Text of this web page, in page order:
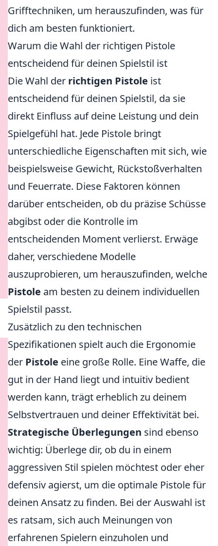
Grifftechniken, um herauszufinden, was für
dich am besten funktioniert.
Warum die Wahl der richtigen Pistole
entscheidend für deinen Spielstil ist
Die Wahl der richtigen Pistole ist
entscheidend für deinen Spielstil, da sie
direkt Einfluss auf deine Leistung und dein
Spielgefühl hat. Jede Pistole bringt
unterschiedliche Eigenschaften mit sich, wie
beispielsweise Gewicht, Rückstoßverhalten
und Feuerrate. Diese Faktoren können
darüber entscheiden, ob du präzise Schüsse
abgibst oder die Kontrolle im
entscheidenden Moment verlierst. Erwäge
daher, verschiedene Modelle
auszuprobieren, um herauszufinden, welche
Pistole am besten zu deinem individuellen
Spielstil passt.
Zusätzlich zu den technischen
Spezifikationen spielt auch die Ergonomie
der Pistole eine große Rolle. Eine Waffe, die
gut in der Hand liegt und intuitiv bedient
werden kann, trägt erheblich zu deinem
Selbstvertrauen und deiner Effektivität bei.
Strategische Überlegungen sind ebenso
wichtig: Überlege dir, ob du in einem
aggressiven Stil spielen möchtest oder eher
defensiv agierst, um die optimale Pistole für
deinen Ansatz zu finden. Bei der Auswahl ist
es ratsam, sich auch Meinungen von
erfahrenen Spielern einzuholen und